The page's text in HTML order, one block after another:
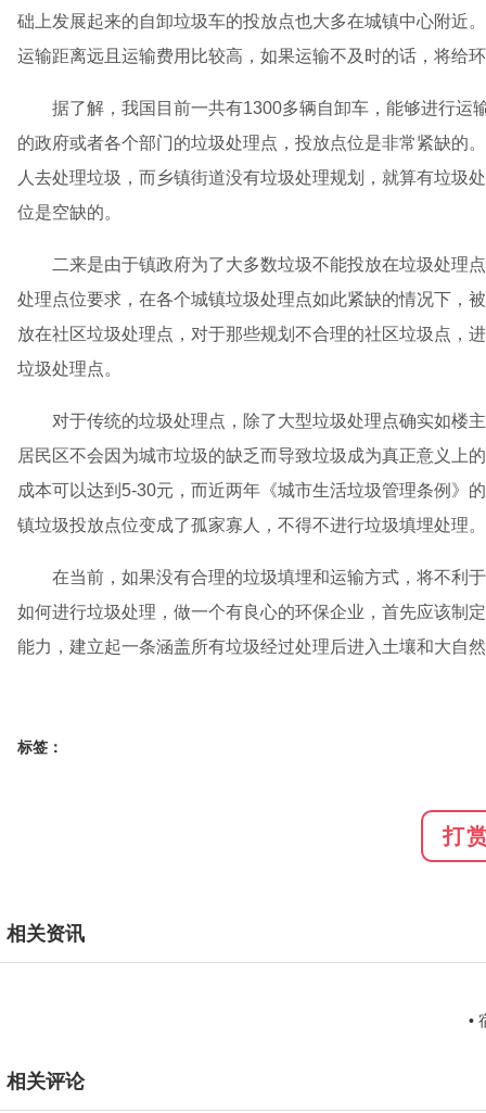
础上发展起来的自卸垃圾车的投放点也大多在城镇中心附近
运输距离远且运输费用比较高，如果运输不及时的话，将给
据了解，我国目前一共有1300多辆自卸车，能够进行
的政府或者各个部门的垃圾处理点，投放点位是非常紧缺的
人去处理垃圾，而乡镇街道没有垃圾处理规划，就算有垃圾
位是空缺的。
二来是由于镇政府为了大多数垃圾不能投放在垃圾处理
处理点位要求，在各个城镇垃圾处理点如此紧缺的情况下，
放在社区垃圾处理点，对于那些规划不合理的社区垃圾点，
垃圾处理点。
对于传统的垃圾处理点，除了大型垃圾处理点确实如楼
居民区不会因为城市垃圾的缺乏而导致垃圾成为真正意义上
成本可以达到5-30元，而近两年《城市生活垃圾管理条例》
镇垃圾投放点位变成了孤家寡人，不得不进行垃圾填埋处理。
在当前，如果没有合理的垃圾填埋和运输方式，将不利
如何进行垃圾处理，做一个有良心的环保企业，首先应该制
能力，建立起一条涵盖所有垃圾经过处理后进入土壤和大自
标签：
打
相关资讯
•
相关评论